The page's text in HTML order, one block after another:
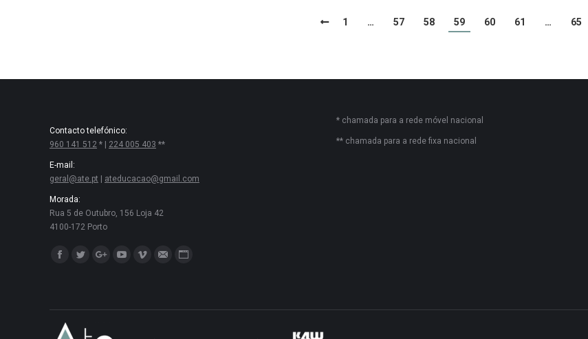
1 … 57 58 59 60 61 … 65
Contacto telefónico:
960 141 512 * | 224 005 403 **
E-mail:
geral@ate.pt
ateducacao@gmail.com
Morada:
Rua 5 de Outubro, 156 Loja 42
4100-172 Porto
Encontre-nos em:
* chamada para a rede móvel nacional
** chamada para a rede fixa nacional